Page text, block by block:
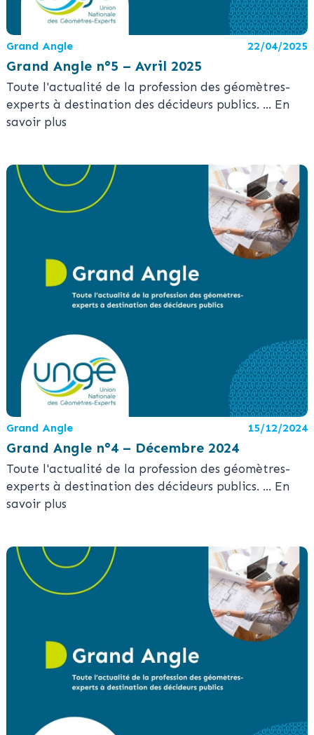
Grand Angle 22/04/2025
Grand Angle n°5 – Avril 2025
Toute l'actualité de la profession des géomètres-
experts à destination des décideurs publics. ... En
savoir plus
Grand Angle 15/12/2024
Grand Angle n°4 – Décembre 2024
Toute l'actualité de la profession des géomètres-
experts à destination des décideurs publics. ... En
savoir plus